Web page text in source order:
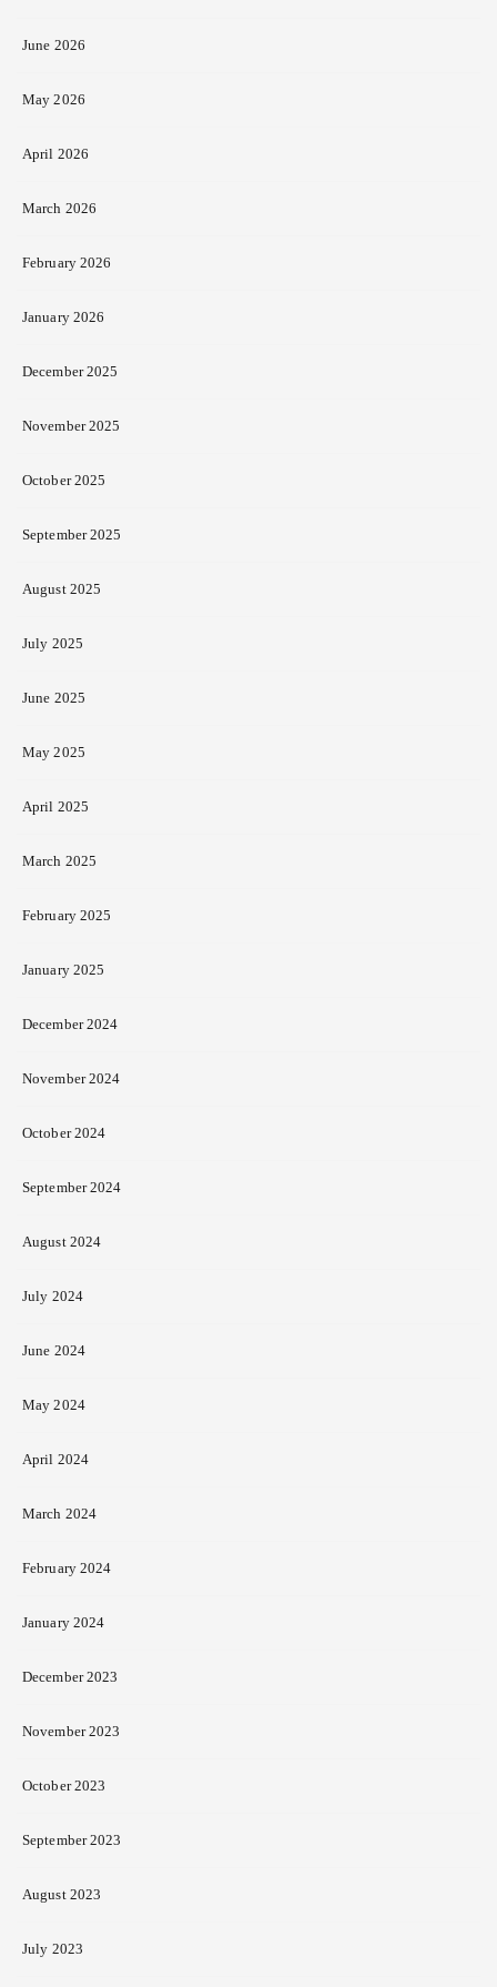
June 2026
May 2026
April 2026
March 2026
February 2026
January 2026
December 2025
November 2025
October 2025
September 2025
August 2025
July 2025
June 2025
May 2025
April 2025
March 2025
February 2025
January 2025
December 2024
November 2024
October 2024
September 2024
August 2024
July 2024
June 2024
May 2024
April 2024
March 2024
February 2024
January 2024
December 2023
November 2023
October 2023
September 2023
August 2023
July 2023